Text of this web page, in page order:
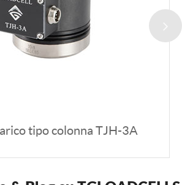
tipo colonna TJH-3A